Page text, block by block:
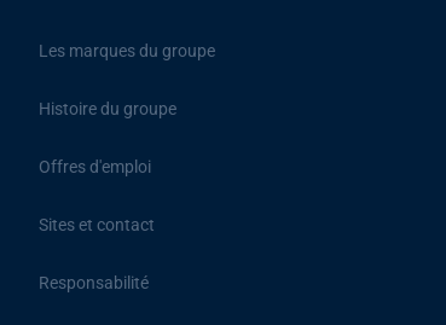
Les marques du groupe
Histoire du groupe
Offres d'emploi
Sites et contact
Responsabilité